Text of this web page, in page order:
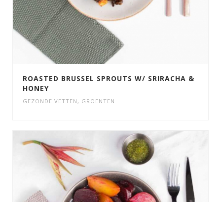
ROASTED BRUSSEL SPROUTS W/ SRIRACHA &
HONEY
GEZONDE VETTEN , GROENTEN